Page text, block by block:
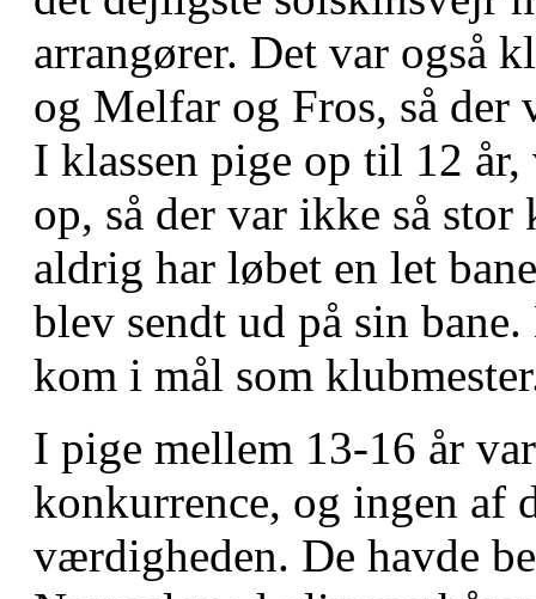
arrangører. Det var også
og Melfar og Fros, så
I klassen pige op til 12
op, så der var ikke så
aldrig har løbet en let
blev sendt ud på sin
kom i mål som
I pige mellem 13-16 år
konkurrence, og ingen af
værdigheden. De havde